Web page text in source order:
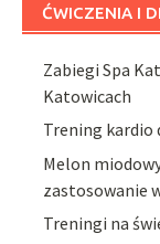
ĆWICZENIA I
Zabiegi Spa
Katowicach
Trening kardio
Melon
zastosowanie
Treningi na